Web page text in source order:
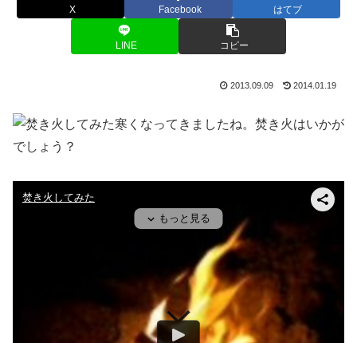
X Facebook はてブ
LINE コピー
2013.09.09 2014.01.19
寒くなってきましたね。焚き火はいかが
でしょう？